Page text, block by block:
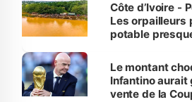
Côte d’Ivoire -
Les orpailleurs
potable
Le montant
Infantino aurait
vente de la